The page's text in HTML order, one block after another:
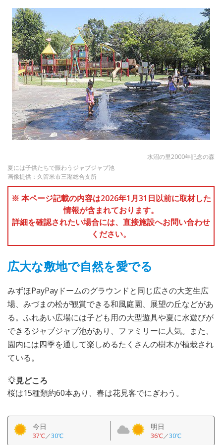
水沼の里2000年記念の森
夏には子供たちで賑わうジャブジャブ池
画像提供：久留米市三潴総合支所
※ 本ページ記載の内容は2026年1月31日以前に取材した
情報が含まれております。
詳細を確認されたい場合には、直接施設へお問い合わせ
ください。
広大な敷地で自然を愛でる
みずほPayPayドームのグラウンドと同じ広さの大芝生広
場、みづまの松が観賞できる和風庭園、展望の丘などがあ
る。ふれあい広場には子ども用の大型遊具や夏に水遊びが
できるジャブジャブ池があり、ファミリーに人気。また、
園内には四季を通して楽しめるたくさんの樹木が植栽され
ている。
見どころ
桜は15種類約60本あり、春は花見客でにぎわう。
今日
37℃／30℃
明日
36℃／30℃